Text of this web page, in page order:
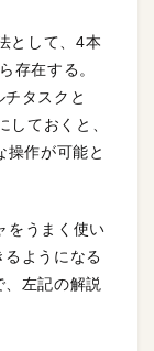
として、4本
存在する。
チタスクと
ておくと、
操作が可能と
をうまく使い
ようになる
、左記の解説